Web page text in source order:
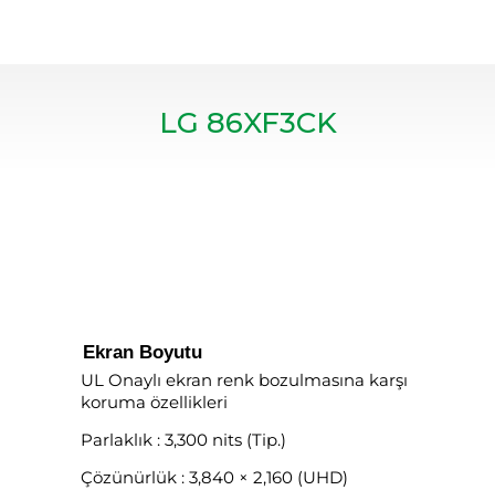
LG 86XF3CK
Ekran Boyutu
UL Onaylı ekran renk bozulmasına karşı
koruma özellikleri
Parlaklık : 3,300 nits (Tip.)
Çözünürlük : 3,840 × 2,160 (UHD)